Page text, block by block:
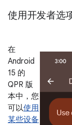
使用开发者选
在
Android
15 的
QPR 版
本中，您
可以使用
某些设备